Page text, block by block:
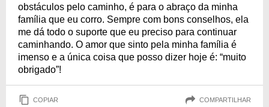
obstáculos pelo caminho, é para o abraço da minha
família que eu corro. Sempre com bons conselhos, ela
me dá todo o suporte que eu preciso para continuar
caminhando. O amor que sinto pela minha família é
imenso e a única coisa que posso dizer hoje é: “muito
obrigado”!
COPIAR COMPARTILHAR